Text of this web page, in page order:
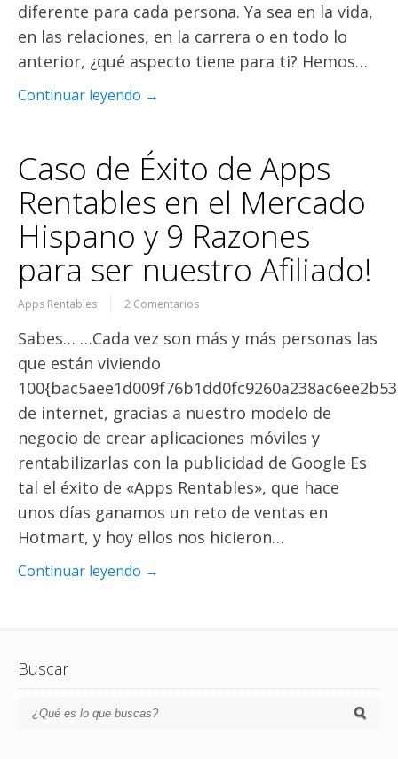
diferente para cada persona. Ya sea en la vida,
en las relaciones, en la carrera o en todo lo
anterior, ¿qué aspecto tiene para ti? Hemos…
Continuar leyendo →
Caso de Éxito de Apps
Rentables en el Mercado
Hispano y 9 Razones
para ser nuestro Afiliado!
Apps Rentables 2 Comentarios
Sabes… …Cada vez son más y más personas las
que están viviendo
de internet, gracias a nuestro modelo de
negocio de crear aplicaciones móviles y
rentabilizarlas con la publicidad de Google Es
tal el éxito de «Apps Rentables», que hace
unos días ganamos un reto de ventas en
Hotmart, y hoy ellos nos hicieron…
Continuar leyendo →
Buscar